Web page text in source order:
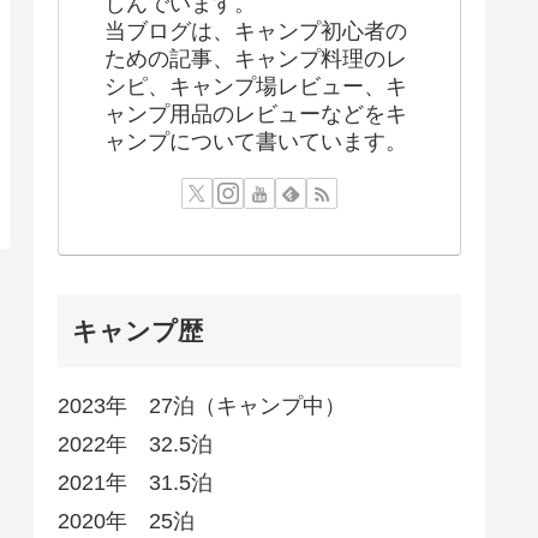
当ブログは、キャンプ初心者の
ための記事、キャンプ料理のレ
シピ、キャンプ場レビュー、キ
ャンプ用品のレビューなどをキ
ャンプについて書いています。
キャンプ歴
2023年 27泊（キャンプ中）
2022年 32.5泊
2021年 31.5泊
2020年 25泊